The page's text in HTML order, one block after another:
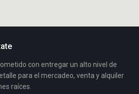
con entregar un alto nivel de
para el mercadeo, venta y alquiler
raíces.